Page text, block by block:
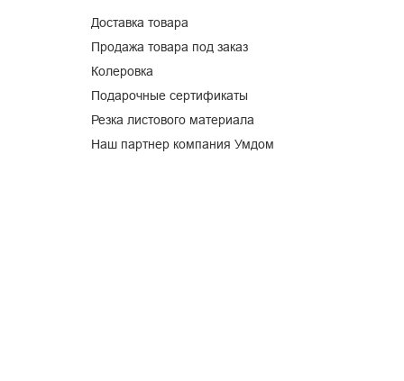
Доставка товара
Продажа товара под заказ
Колеровка
Подарочные сертификаты
Резка листового материала
Наш партнер компания Умдом